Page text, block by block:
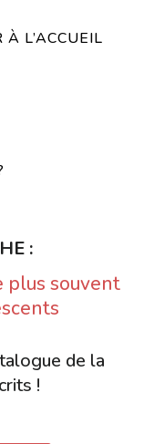
À L’ACCUEIL
:
plus souvent
de la
!